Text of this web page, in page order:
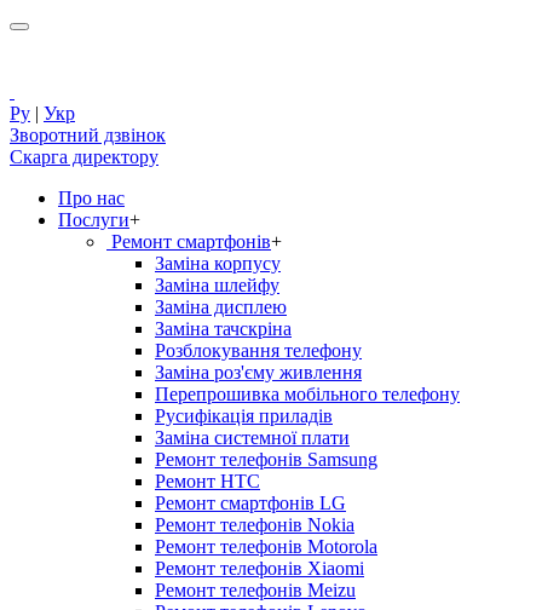
Ру | Укр
Зворотний дзвінок
Скарга директору
Про нас
Послуги+
Ремонт смартфонів+
Заміна корпусу
Заміна шлейфу
Заміна дисплею
Заміна тачскріна
Розблокування телефону
Заміна роз'єму живлення
Перепрошивка мобільного телефону
Русифікація приладів
Заміна системної плати
Ремонт телефонів Samsung
Ремонт HTC
Ремонт смартфонів LG
Ремонт телефонів Nokia
Ремонт телефонів Motorola
Ремонт телефонів Xiaomi
Ремонт телефонів Meizu